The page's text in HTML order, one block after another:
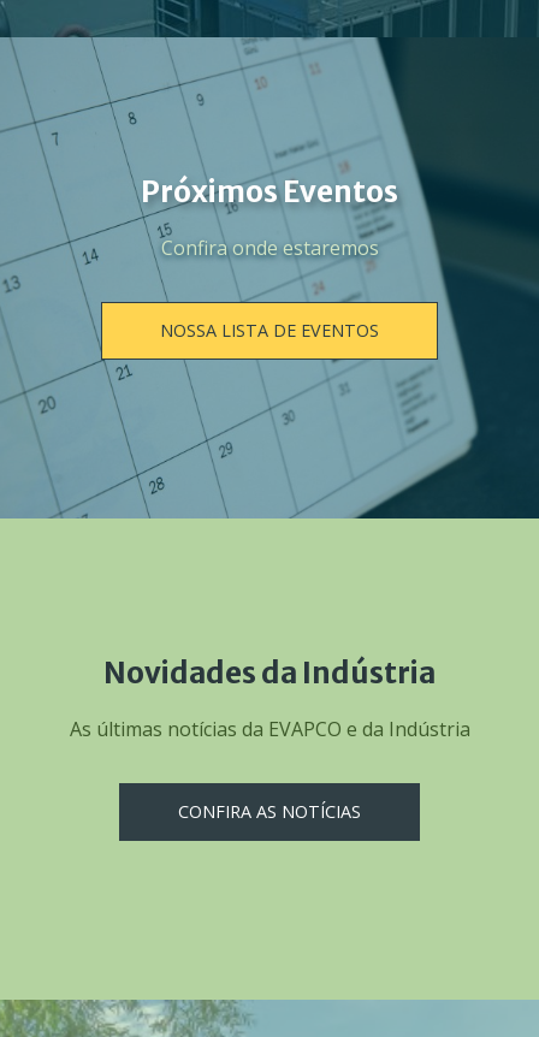
Próximos Eventos
Confira onde estaremos
NOSSA LISTA DE EVENTOS
Novidades da Indústria
As últimas notícias da EVAPCO e da Indústria
CONFIRA AS NOTÍCIAS